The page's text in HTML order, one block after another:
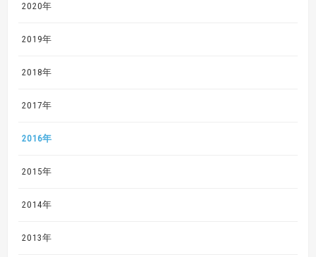
2020年
2019年
2018年
2017年
2016年
2015年
2014年
2013年